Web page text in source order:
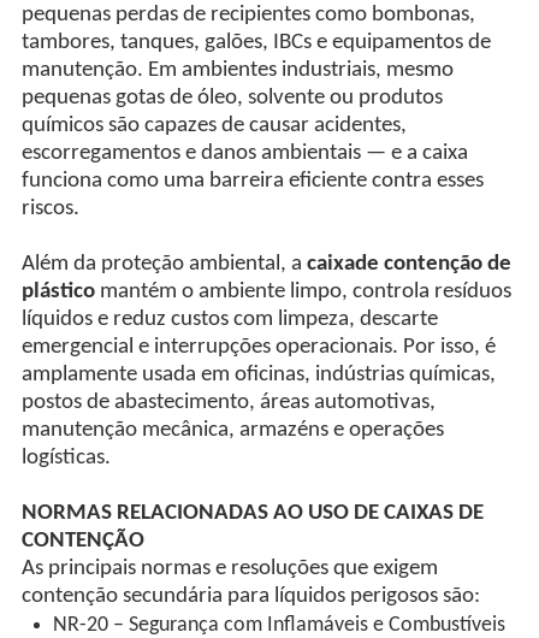
pequenas perdas de recipientes como bombonas,
tambores, tanques, galões, IBCs e equipamentos de
manutenção. Em ambientes industriais, mesmo
pequenas gotas de óleo, solvente ou produtos
químicos são capazes de causar acidentes,
escorregamentos e danos ambientais — e a caixa
funciona como uma barreira eficiente contra esses
riscos.
Além da proteção ambiental, a caixade contenção de
plásticomantém o ambiente limpo, controla resíduos
líquidos e reduz custos com limpeza, descarte
emergencial e interrupções operacionais. Por isso, é
amplamente usada em oficinas, indústrias químicas,
postos de abastecimento, áreas automotivas,
manutenção mecânica, armazéns e operações
logísticas.
NORMAS RELACIONADAS AO USO DE CAIXAS DE
CONTENÇÃO
As principais normas e resoluções que exigem
contenção secundária para líquidos perigosos são:
NR-20 – Segurança com Inflamáveis e Combustíveis